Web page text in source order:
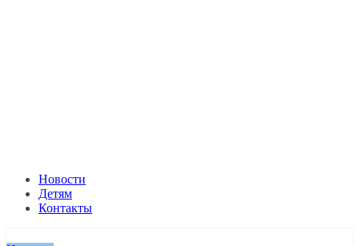
Новости
Детям
Контакты